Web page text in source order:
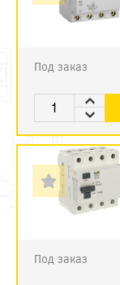
Под заказ
Под заказ